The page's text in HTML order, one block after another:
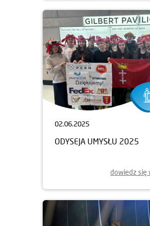
02.06.2025
ODYSEJA UMYSŁU 2025
dowiedz się